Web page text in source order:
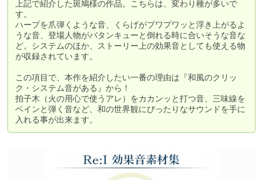
上記で紹介した斑鳩様の作品。こちらは、変わり種が多いで
す。
ハープを爪弾くような音、くらげがプワプワッと浮き上がるよ
うな音、登場人物がバタンキューと倒れる時に合いそうな音な
ど。システムのほか、ストーリー上の効果音としても使える物
が収録されています。
この項目で、本作を紹介したい一番の理由は『和風のクリッ
ク・システム音がある』から！
拍子木（火の用心で使うアレ）をカカンッと打つ音、三味線を
ベインと弾く音など、和の世界観にぴったりなサウンドを手に
入れる事が出来ます。